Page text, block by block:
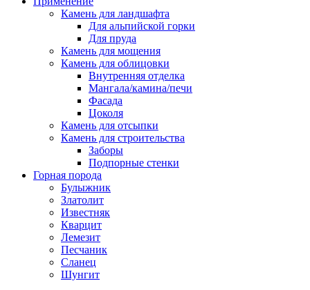
Камень для ландшафта
Для альпийской горки
Для пруда
Камень для мощения
Камень для облицовки
Внутренняя отделка
Мангала/камина/печи
Фасада
Цоколя
Камень для отсыпки
Камень для строительства
Заборы
Подпорные стенки
Горная порода
Булыжник
Златолит
Известняк
Кварцит
Лемезит
Песчаник
Сланец
Шунгит